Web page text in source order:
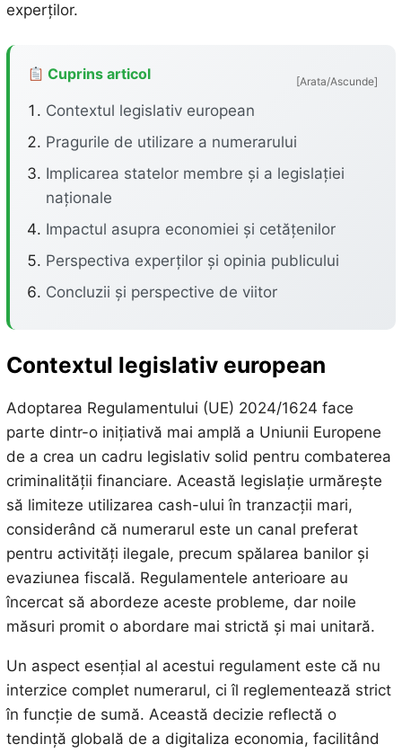
experților.
Cuprins articol [Arata/Ascunde]
Contextul legislativ european
Pragurile de utilizare a numerarului
Implicarea statelor membre și a legislației
naționale
Impactul asupra economiei și cetățenilor
Perspectiva experților și opinia publicului
Concluzii și perspective de viitor
Contextul legislativ european
Adoptarea Regulamentului (UE) 2024/1624 face
parte dintr-o inițiativă mai amplă a Uniunii Europene
de a crea un cadru legislativ solid pentru combaterea
criminalității financiare. Această legislație urmărește
să limiteze utilizarea cash-ului în tranzacții mari,
considerând că numerarul este un canal preferat
pentru activități ilegale, precum spălarea banilor și
evaziunea fiscală. Regulamentele anterioare au
încercat să abordeze aceste probleme, dar noile
măsuri promit o abordare mai strictă și mai unitară.
Un aspect esențial al acestui regulament este că nu
interzice complet numerarul, ci îl reglementează strict
în funcție de sumă. Această decizie reflectă o
tendință globală de a digitaliza economia, facilitând